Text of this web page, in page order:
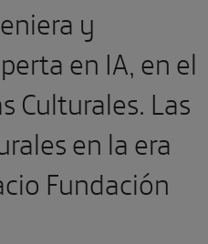
y
en IA, en el
Culturales. Las
en la era
Fundación